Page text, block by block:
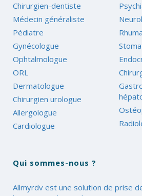
Chirurgien-dentiste
Médecin généraliste
Pédiatre
Gynécologue
Ophtalmologue
ORL
Dermatologue
Chirurgien urologue
Allergologue
Cardiologue
Qui sommes-nous ?
Allmyrdv est une solution de prise